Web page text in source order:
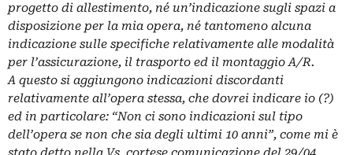
progetto di allestimento, né un’indicazione sugli spazi a
disposizione per la mia opera, né tantomeno alcuna
indicazione sulle specifiche relativamente alle modalità
per l’assicurazione, il trasporto ed il montaggio A/R.
A questo si aggiungono indicazioni discordanti
relativamente all’opera stessa, che dovrei indicare io (?)
ed in particolare: “Non ci sono indicazioni sul tipo
dell’opera se non che sia degli ultimi 10 anni”, come mi è